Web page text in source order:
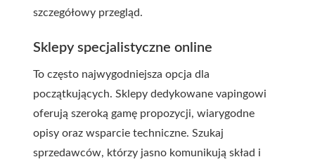
szczegółowy przegląd.
Sklepy specjalistyczne online
To często najwygodniejsza opcja dla
początkujących. Sklepy dedykowane vapingowi
oferują szeroką gamę propozycji, wiarygodne
opisy oraz wsparcie techniczne. Szukaj
sprzedawców, którzy jasno komunikują skład i